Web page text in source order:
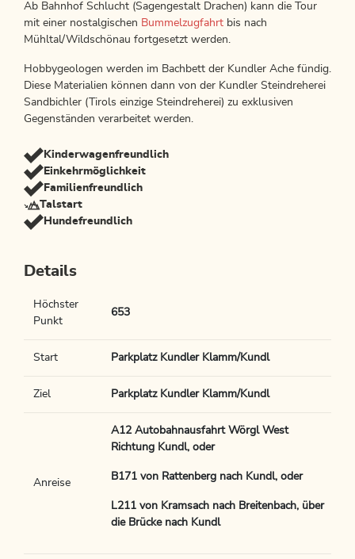
Ab Bahnhof Schlucht (Sagengestalt Drachen) kann die Tour
mit einer nostalgischen Bummelzugfahrt bis nach
Mühltal/Wildschönau fortgesetzt werden.
Hobbygeologen werden im Bachbett der Kundler Ache fündig.
Diese Materialien können dann von der Kundler Steindreherei
Sandbichler (Tirols einzige Steindreherei) zu exklusiven
Gegenständen verarbeitet werden.
Kinderwagenfreundlich
Einkehrmöglichkeit
Familienfreundlich
Talstart
Hundefreundlich
Details
Höchster
Punkt
653
Start Parkplatz Kundler Klamm/Kundl
Ziel Parkplatz Kundler Klamm/Kundl
Anreise
A12 Autobahnausfahrt Wörgl West
Richtung Kundl, oder
B171 von Rattenberg nach Kundl, oder
L211 von Kramsach nach Breitenbach, über
die Brücke nach Kundl